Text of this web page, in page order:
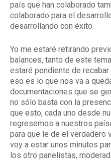
país que han colaborado
colaborado para el
desarrollando con éxito.
Yo me estaré retirando
balances, tanto de este
estaré pendiente de
eso es lo que nos va a
documentaciones que se
no sólo basta con la
que esto, cada uno desde
regresemos a nuestros
para que le de el verdadero
voy a estar unos minutos
los otro panelistas,